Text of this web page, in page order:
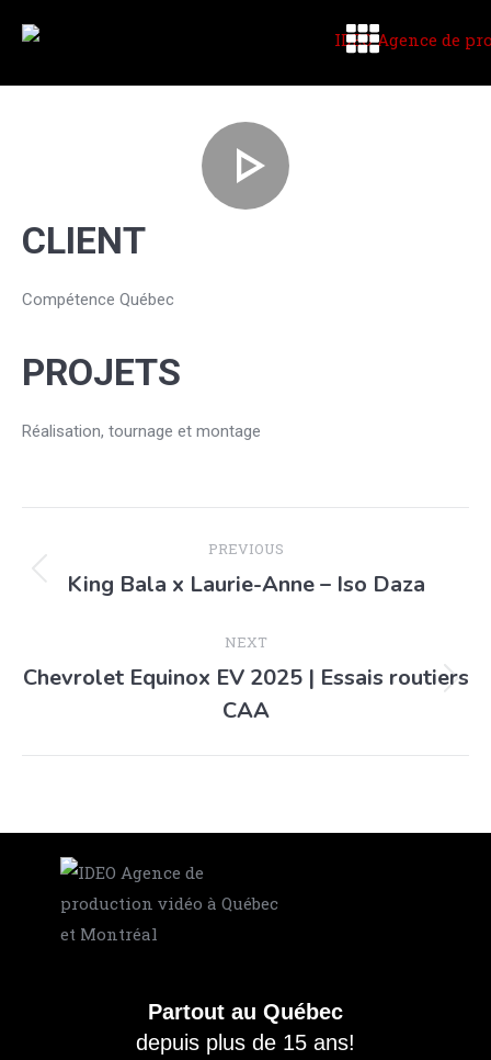
CLIENT
Compétence Québec
PROJETS
Réalisation, tournage et montage
PREVIOUS
King Bala x Laurie-Anne – Iso Daza
NEXT
Chevrolet Equinox EV 2025 | Essais routiers
CAA
Partout au Québec
depuis plus de 15 ans!